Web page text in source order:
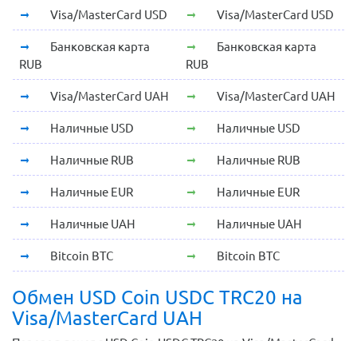
Visa/MasterCard USD Visa/MasterCard USD
Банковская карта
RUB
Банковская карта
RUB
Visa/MasterCard UAH Visa/MasterCard UAH
Наличные USD Наличные USD
Наличные RUB Наличные RUB
Наличные EUR Наличные EUR
Наличные UAH Наличные UAH
Bitcoin BTC Bitcoin BTC
Обмен USD Coin USDC TRC20 на
Visa/MasterCard UAH